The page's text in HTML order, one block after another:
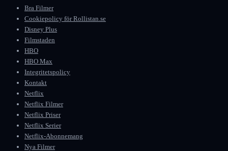
Bra Filmer
Cookiepolicy för Rollistan.se
Disney Plus
Filmstaden
HBO
HBO Max
Integritetspolicy
Kontakt
Netflix
Netflix Filmer
Netflix Priser
Netflix Serier
Netflix-Abonnemang
Nya Filmer